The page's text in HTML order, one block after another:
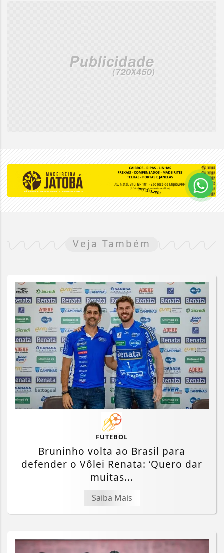
Veja Também
FUTEBOL
Bruninho volta ao Brasil para
defender o Vôlei Renata: ‘Quero dar
muitas...
Saiba Mais